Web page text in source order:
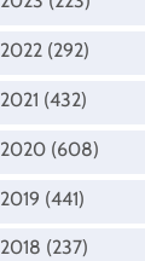
2022 (292)
2021 (432)
2020 (608)
2019 (441)
2018 (237)